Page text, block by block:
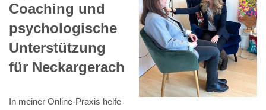
Coaching und
psychologische
Unterstützung
für Neckargerach
In meiner Online-Praxis helfe